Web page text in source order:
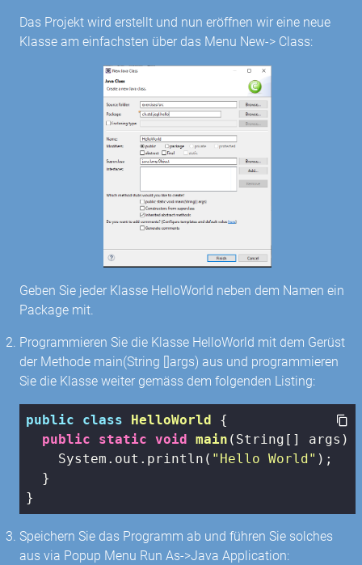
Das Projekt wird erstellt und nun eröffnen wir eine neue
Klasse am einfachsten über das Menu New-> Class:
Geben Sie jeder Klasse HelloWorld neben dem Namen ein
Package mit.
Programmieren Sie die Klasse HelloWorld mit dem Gerüst
der Methode main(String []args) aus und programmieren
Sie die Klasse weiter gemäss dem folgenden Listing:
public class HelloWorld
{
public
static void main (String[] args)
    System.out.println(
"Hello World" );
  }
}
Speichern Sie das Programm ab und führen Sie solches
aus via Popup Menu Run As->Java Application: